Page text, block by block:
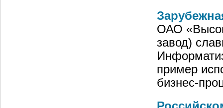
ОАО
завод)
пример
бизнес-